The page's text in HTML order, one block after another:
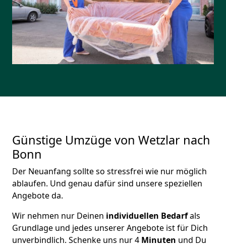
Günstige Umzüge von Wetzlar nach
Bonn
Der Neuanfang sollte so stressfrei wie nur möglich
ablaufen. Und genau dafür sind unsere speziellen
Angebote da.
Wir nehmen nur Deinen individuellen Bedarfals
Grundlage und jedes unserer Angebote ist für Dich
unverbindlich. Schenke uns nur 4 Minuten und Du